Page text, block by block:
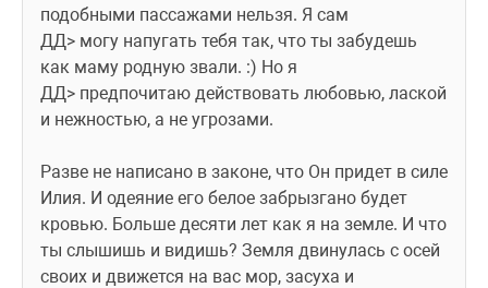
подобными пассажами нельзя. Я сам
ДД> могу напугать тебя так, что ты забудешь
как маму родную звали. :) Но я
ДД> предпочитаю действовать любовью, лаской
и нежностью, а не угрозами.
Разве не написано в законе, что Он придет в силе
Илия. И одеяние его белое забрызгано будет
кровью. Больше десяти лет как я на земле. И что
ты слышишь и видишь? Земля двинулась с осей
своих и движется на вас мор, засуха и